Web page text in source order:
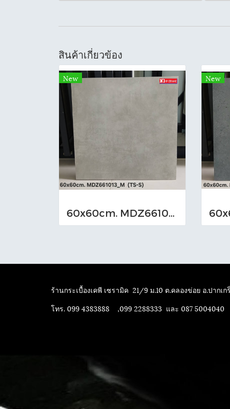
สินค้าเกี่ยวข้อง
New
60x60cm. MDZ661013_M (TS-I)
New
ร้านกระเบื้องเคพี เซรามิค 21/9 ม.10 ต.คลองข่อย อ.ปากเ
โทร. 099 4383888 ,099 2288333 และ 087